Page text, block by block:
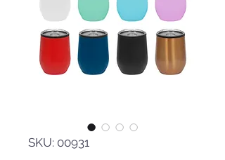
SKU: 00931